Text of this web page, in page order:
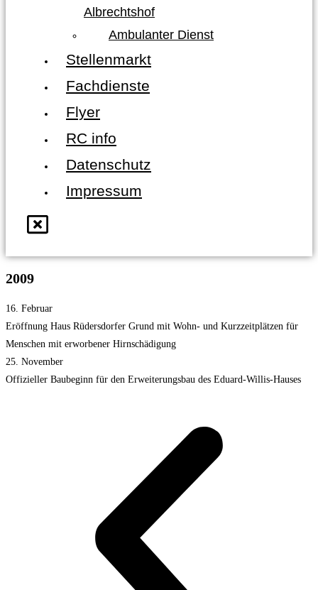
Albrechtshof
Ambulanter Dienst
Stellenmarkt
Fachdienste
Flyer
RC info
Datenschutz
Impressum
2009
16. Februar
Eröffnung Haus Rüdersdorfer Grund mit Wohn- und Kurzzeitplätzen für
Menschen mit erworbener Hirnschädigung
25. November
Offizieller Baubeginn für den Erweiterungsbau des Eduard-Willis-Hauses